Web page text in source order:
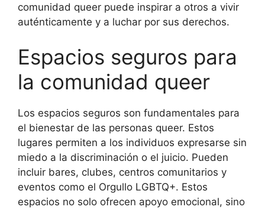
comunidad queer puede inspirar a otros a vivir
auténticamente y a luchar por sus derechos.
Espacios seguros para
la comunidad queer
Los espacios seguros son fundamentales para
el bienestar de las personas queer. Estos
lugares permiten a los individuos expresarse sin
miedo a la discriminación o el juicio. Pueden
incluir bares, clubes, centros comunitarios y
eventos como el Orgullo LGBTQ+. Estos
espacios no solo ofrecen apoyo emocional, sino